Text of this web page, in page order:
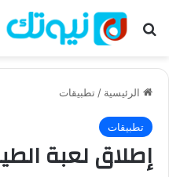
بحث عن
الرئيسية / تطبيقات
تطبيقات
إطلاق لعبة